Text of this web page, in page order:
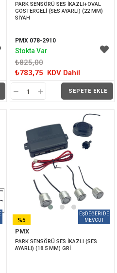
PARK SENSÖRÜ SES İKAZLI+OVAL
GÖSTERGELİ (SES AYARLI) (22 MM)
SİYAH
PMX 078-2910
₺825,00
₺783,75 KDV Dahil
SEPETE EKLE
Stokta Var
PMX
PARK SENSÖRÜ SES İKAZLI (SES
AYARLI) (18.5 MM) GRİ
%5
İNDIRIM